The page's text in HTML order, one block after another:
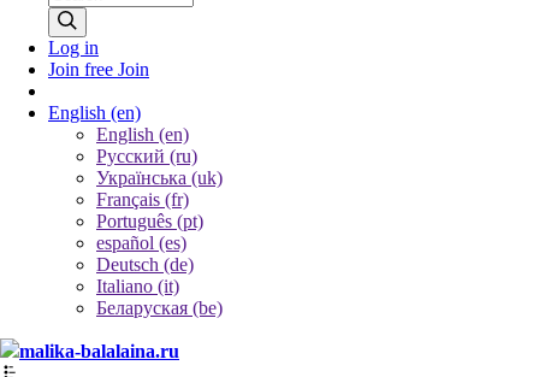
Log in
Join free Join
English (en)
English (en)
Русский (ru)
Українська (uk)
Français (fr)
Português (pt)
español (es)
Deutsch (de)
Italiano (it)
Беларуская (be)
malika-balalaina.ru